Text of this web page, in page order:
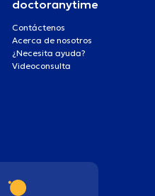
doctoranytime
Contáctenos
Acerca de nosotros
¿Necesita ayuda?
Videoconsulta